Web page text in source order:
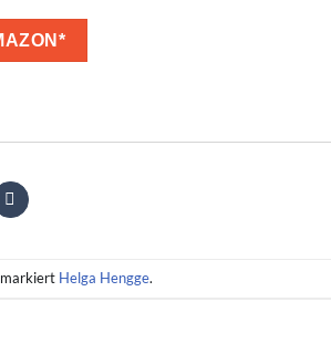
Helga Hengge.